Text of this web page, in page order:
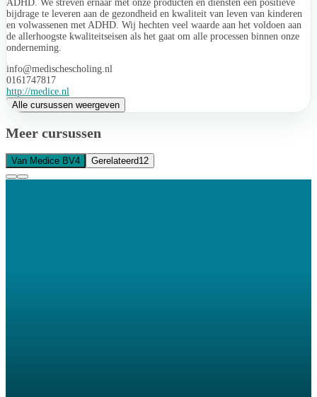
ADHD. We streven ernaar met onze producten en diensten een positieve
bijdrage te leveren aan de gezondheid en kwaliteit van leven van kinderen
en volwassenen met ADHD. Wij hechten veel waarde aan het voldoen aan
de allerhoogste kwaliteitseisen als het gaat om alle processen binnen onze
onderneming.
info@medischescholing.nl
0161747817
http://medice.nl
Alle cursussen weergeven
Meer cursussen
Van Medice BV4 Gerelateerd12